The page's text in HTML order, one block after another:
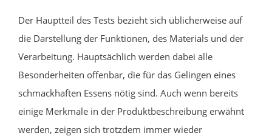
Der Hauptteil des Tests bezieht sich üblicherweise auf
die Darstellung der Funktionen, des Materials und der
Verarbeitung. Hauptsächlich werden dabei alle
Besonderheiten offenbar, die für das Gelingen eines
schmackhaften Essens nötig sind. Auch wenn bereits
einige Merkmale in der Produktbeschreibung erwähnt
werden, zeigen sich trotzdem immer wieder